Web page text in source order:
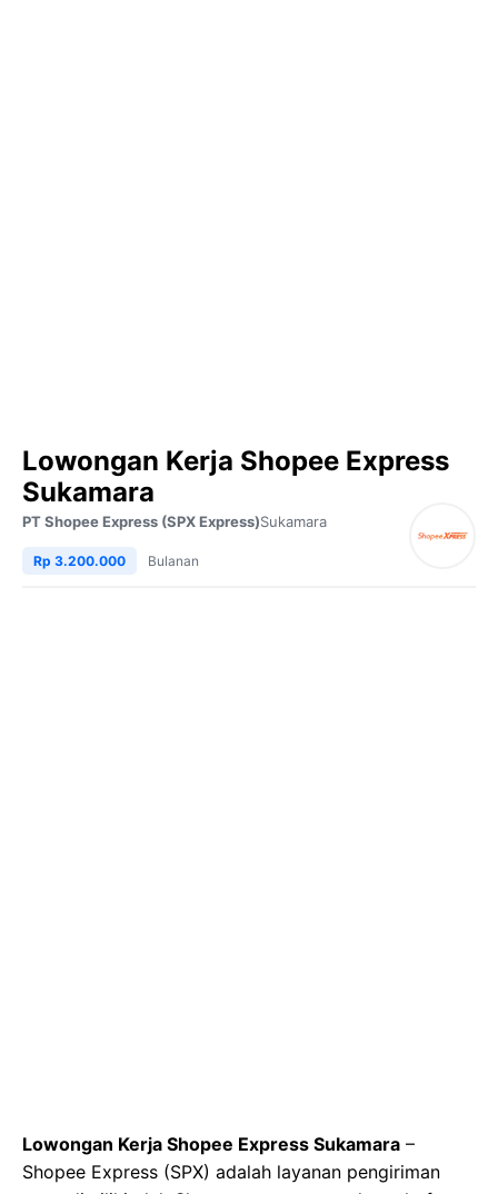
Lowongan Kerja Shopee Express
Sukamara
PT Shopee Express (SPX Express)Sukamara
Rp 3.200.000 Bulanan
Lowongan Kerja Shopee Express Sukamara –
Shopee Express (SPX) adalah layanan pengiriman